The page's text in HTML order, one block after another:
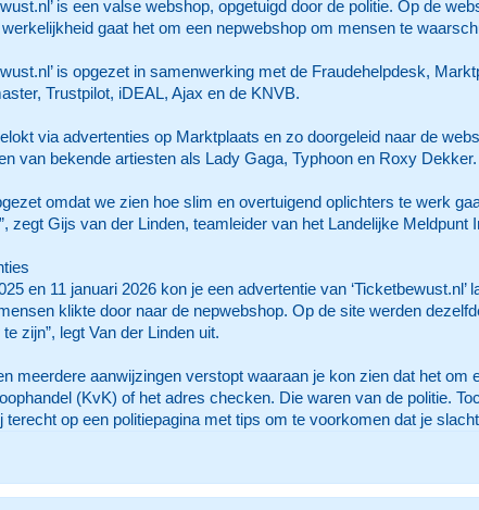
is een valse webshop, opgetuigd door de politie. Op de
gaat het om een nepwebshop om mensen te
is opgezet in samenwerking met de Fraudehelpdesk,
Trustpilot, iDEAL, Ajax en de KNVB.
via advertenties op Marktplaats en zo doorgeleid naar de
van bekende artiesten als Lady Gaga, Typhoon en Roxy
omdat we zien hoe slim en overtuigend oplichters te werk
zegt Gijs van der Linden, teamleider van het Landelijke Meldpunt
en 11 januari 2026 kon je een advertentie van
klikte door naar de nepwebshop. Op de site werden
zijn”, legt Van der Linden uit.
meerdere aanwijzingen verstopt waaraan je kon zien dat het
(KvK) of het adres checken. Die waren van de politie.
op een politiepagina met tips om te voorkomen dat je